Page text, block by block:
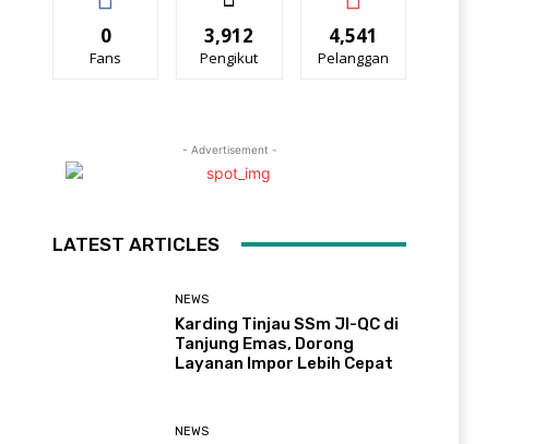
0
Fans
3,912
Pengikut
4,541
Pelanggan
- Advertisement -
LATEST ARTICLES
NEWS
Karding Tinjau SSm JI-QC di
Tanjung Emas, Dorong
Layanan Impor Lebih Cepat
NEWS